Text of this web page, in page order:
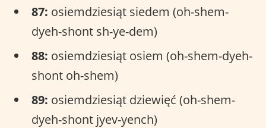
87: osiemdziesiąt siedem (oh-shem-
dyeh-shont sh-ye-dem)
88: osiemdziesiąt osiem (oh-shem-dyeh-
shont oh-shem)
89: osiemdziesiąt dziewięć (oh-shem-
dyeh-shont jyev-yench)